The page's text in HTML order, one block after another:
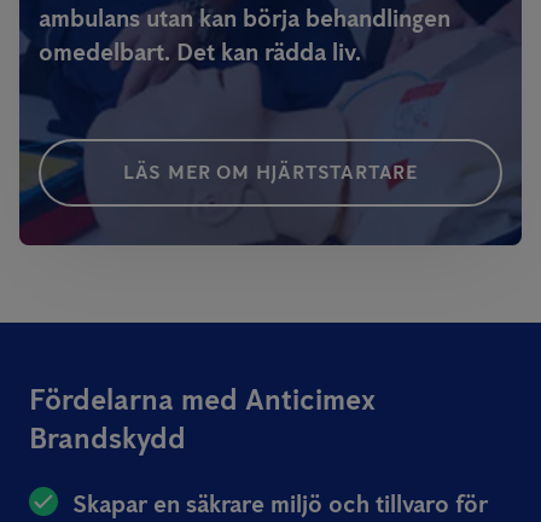
ambulans utan kan börja behandlingen
omedelbart. Det kan rädda liv.
LÄS MER OM HJÄRTSTARTARE
Fördelarna med Anticimex
Brandskydd
Skapar en säkrare miljö och tillvaro för